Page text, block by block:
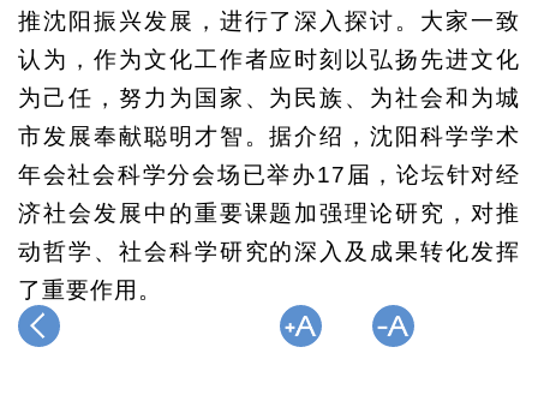
推沈阳振兴发展，进行了深入探讨。大家一致
认为，作为文化工作者应时刻以弘扬先进文化
为己任，努力为国家、为民族、为社会和为城
市发展奉献聪明才智。据介绍，沈阳科学学术
年会社会科学分会场已举办17届，论坛针对经
济社会发展中的重要课题加强理论研究，对推
动哲学、社会科学研究的深入及成果转化发挥
了重要作用。